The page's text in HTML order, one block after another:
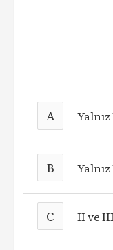
A Yalnız
B
C II ve III